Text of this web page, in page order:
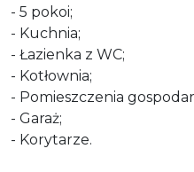
- 5 pokoi;
- Kuchnia;
- Łazienka z WC;
- Kotłownia;
- Pomieszczenia
- Garaż;
- Korytarze.